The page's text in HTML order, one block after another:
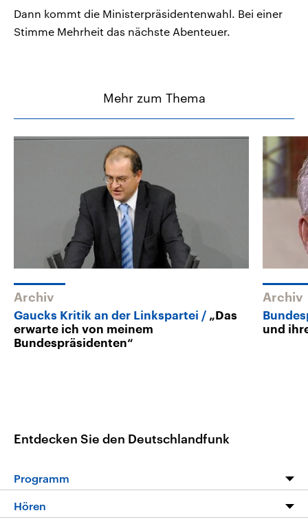
Dann kommt die Ministerpräsidentenwahl. Bei einer
Stimme Mehrheit das nächste Abenteuer.
Mehr zum Thema
Archiv
Gaucks Kritik an der Linkspartei
„Das
erwarte ich von meinem
Bundespräsidenten“
Archiv
und
Entdecken Sie den Deutschlandfunk
Programm
Programm
Hören